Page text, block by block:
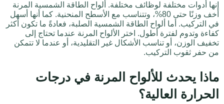
إنها أدوات مختلفة لوظائف مختلفة. ألواح الطاقة الشمسية المرنة
أخف وزنًا حتى 80%، وتتناسب مع الأسطح المنحنية. كما أنها أسهل
في التركيب. أما ألواح الطاقة الشمسية الصلبة، فعادةً ما تكون أكثر
كفاءة وتدوم لفترة أطول. اختر الألواح المرنة عندما تحتاج إلى
تخفيف الوزن، أو تناسب الأشكال غير التقليدية، أو عندما لا تتمكن
من حفر ثقوب التركيب.
ماذا يحدث للألواح المرنة في درجات
الحرارة العالية؟